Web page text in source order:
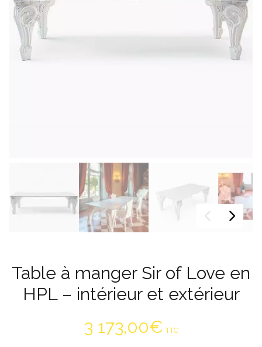
Table à manger Sir of Love en
HPL – intérieur et extérieur
3 173,00€ TTC